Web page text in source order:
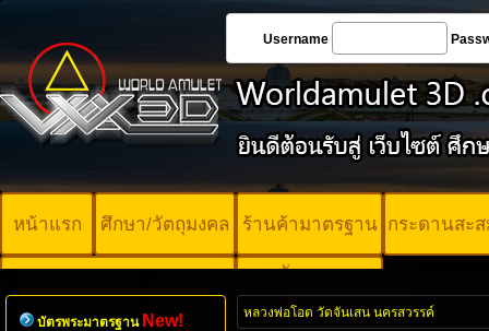
Username
หน้าแรก ศึกษา/วัตถุมงคล ร้านค้ามาตรฐาน กระดานสะ
บัตรพระ
มาตรฐาน
บัตรพระมาตรฐาน New! หลวงพ่อโอด วัดจันเสน นครสวรรค์